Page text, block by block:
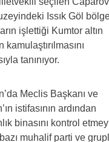
Issık Göl
işlettiği Kumtor altın
tanınıyor.
Meclis Başkanı ve
istifasının ardından
binasını kontrol
muhalif parti ve